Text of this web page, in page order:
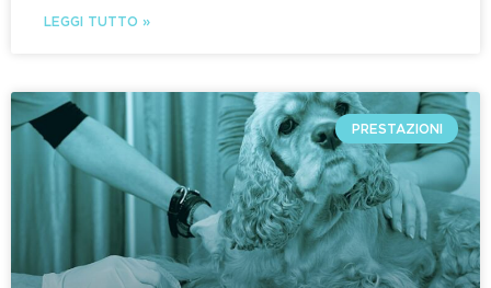
LEGGI TUTTO »
PRESTAZIONI